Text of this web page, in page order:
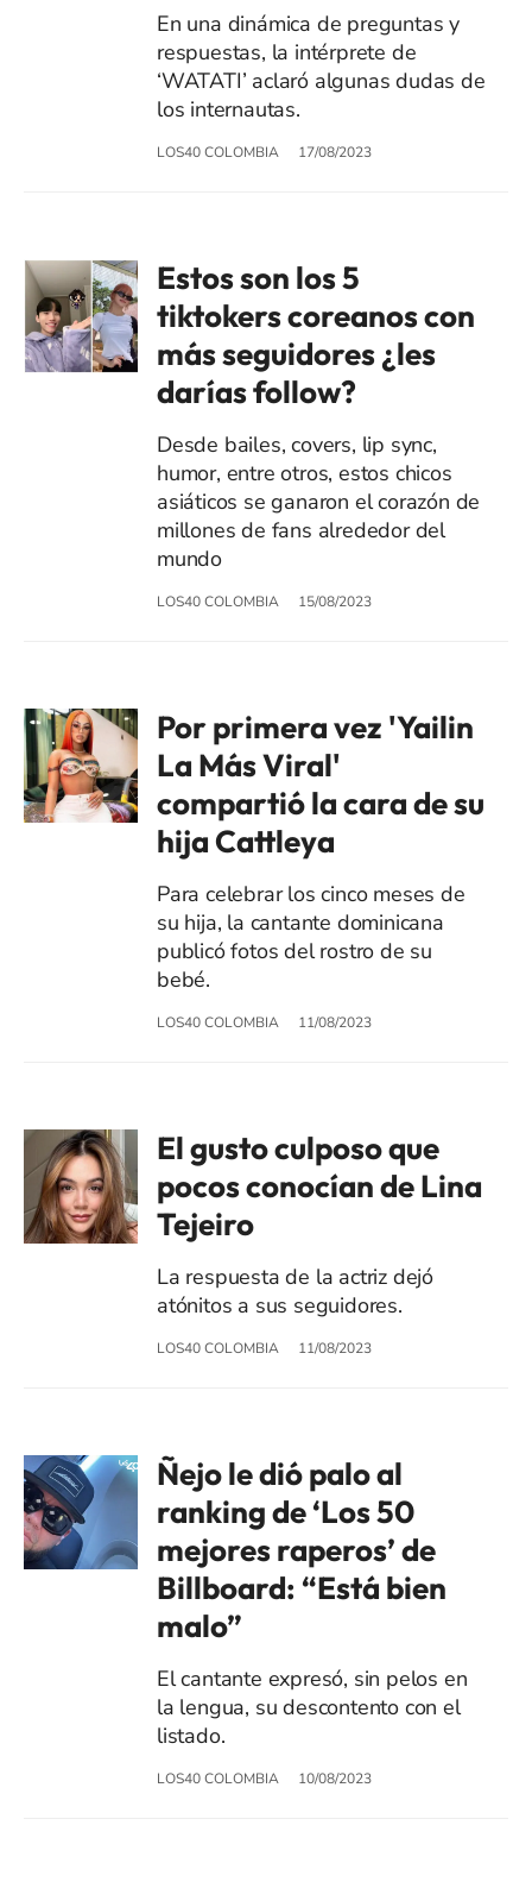
En una dinámica de preguntas y
respuestas, la intérprete de
‘WATATI’ aclaró algunas dudas de
los internautas.
LOS40 COLOMBIA 17/08/2023
Estos son los 5
tiktokers coreanos con
más seguidores ¿les
darías follow?
Desde bailes, covers, lip sync,
humor, entre otros, estos chicos
asiáticos se ganaron el corazón de
millones de fans alrededor del
mundo
LOS40 COLOMBIA 15/08/2023
Por primera vez 'Yailin
La Más Viral'
compartió la cara de su
hija Cattleya
Para celebrar los cinco meses de
su hija, la cantante dominicana
publicó fotos del rostro de su
bebé.
LOS40 COLOMBIA 11/08/2023
El gusto culposo que
pocos conocían de Lina
Tejeiro
La respuesta de la actriz dejó
atónitos a sus seguidores.
LOS40 COLOMBIA 11/08/2023
Ñejo le dió palo al
ranking de ‘Los 50
mejores raperos’ de
Billboard: “Está bien
malo”
El cantante expresó, sin pelos en
la lengua, su descontento con el
listado.
LOS40 COLOMBIA 10/08/2023